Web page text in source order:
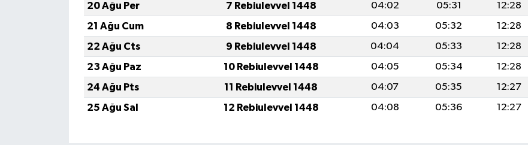
20 Ağu Per
7 Rebiulevvel 1448 04:02 05:31 12:28
21 Ağu Cum
8 Rebiulevvel 1448 04:03 05:32 12:28
22 Ağu Cts
9 Rebiulevvel 1448 04:04 05:33 12:28
23 Ağu Paz
10 Rebiulevvel 1448 04:05 05:34 12:28
24 Ağu Pts
11 Rebiulevvel 1448 04:07 05:35 12:27
25 Ağu Sal
12 Rebiulevvel 1448 04:08 05:36 12:27